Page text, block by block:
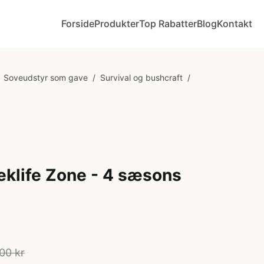
ForsideProdukterTop RabatterBlogKontakt
Soveudstyr som gave / Survival og bushcraft /
Zone - 4 sæsons
kr